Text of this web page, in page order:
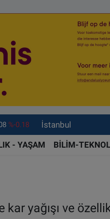
%0.18
%0.32
İstanbul
- YAŞAM BİLİM-
yağışı ve